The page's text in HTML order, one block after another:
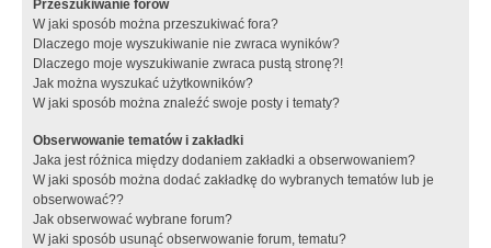
Przeszukiwanie forów
W jaki sposób można przeszukiwać fora?
Dlaczego moje wyszukiwanie nie zwraca wyników?
Dlaczego moje wyszukiwanie zwraca pustą stronę?!
Jak można wyszukać użytkowników?
W jaki sposób można znaleźć swoje posty i tematy?
Obserwowanie tematów i zakładki
Jaka jest różnica między dodaniem zakładki a obserwowaniem?
W jaki sposób można dodać zakładkę do wybranych tematów lub je
obserwować??
Jak obserwować wybrane forum?
W jaki sposób usunąć obserwowanie forum, tematu?